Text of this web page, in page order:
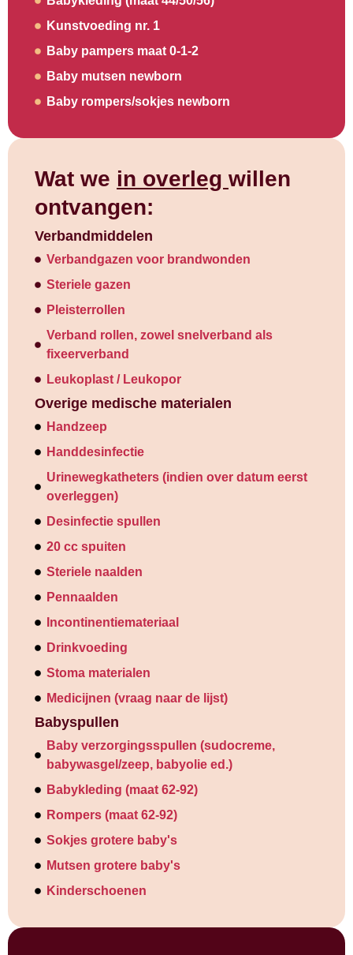
Kunstvoeding nr. 1
Baby pampers maat 0-1-2
Baby mutsen newborn
Baby rompers/sokjes newborn
Wat we in overleg willen
ontvangen:
Verbandmiddelen
Verbandgazen voor brandwonden
Steriele gazen
Pleisterrollen
Verband rollen, zowel snelverband als
fixeerverband
Leukoplast / Leukopor
Overige medische materialen
Handzeep
Handdesinfectie
Urinewegkatheters (indien over datum eerst
overleggen)
Desinfectie spullen
20 cc spuiten
Steriele naalden
Pennaalden
Incontinentiemateriaal
Drinkvoeding
Stoma materialen
Medicijnen (vraag naar de lijst)
Babyspullen
Baby verzorgingsspullen (sudocreme,
babywasgel/zeep, babyolie ed.)
Babykleding (maat 62-92)
Rompers (maat 62-92)
Sokjes grotere baby's
Mutsen grotere baby's
Kinderschoenen